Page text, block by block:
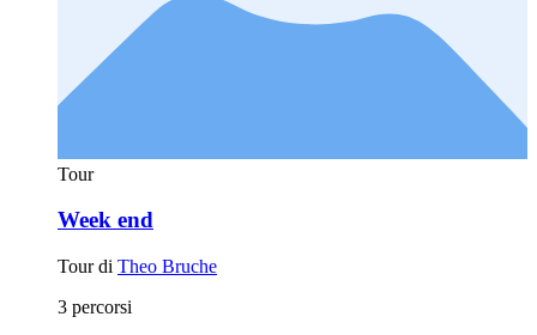
Tour
Week end
Tour di Theo Bruche
3 percorsi